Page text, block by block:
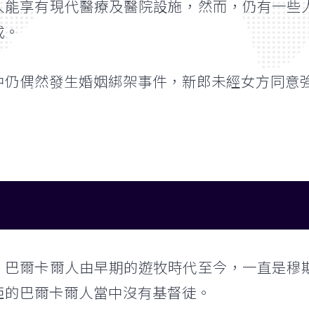
享有現代醫療及醫院設施，然而，仍有一
偶然發生婚姻綁架事件，新郎未經女方同意
爾卡爾人由早期的遊牧時代至今，一直是
巴爾卡爾人當中沒有基督徒。